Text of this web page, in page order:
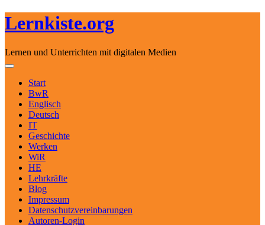
Lernkiste.org
Lernen und Unterrichten mit digitalen Medien
Skip to content
Toggle navigation
Start
BwR
Englisch
Deutsch
IT
Geschichte
Werken
WiR
HE
Lehrkräfte
Blog
Impressum
Datenschutzvereinbarungen
Autoren-Login